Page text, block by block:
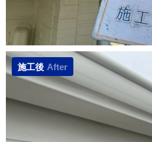
施工後 After